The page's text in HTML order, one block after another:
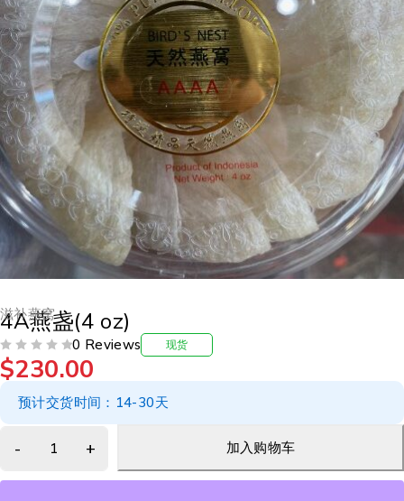
滋补燕窝
4A燕盏(4 oz)
0 Reviews 现货
$230.00
预计交货时间：14-30天
加入购物车